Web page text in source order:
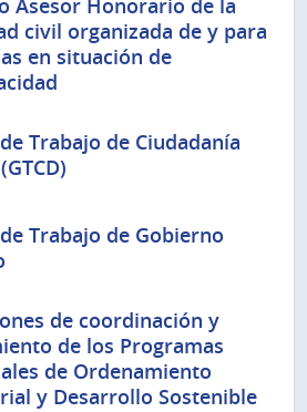
Asesor Honorario de la
civil organizada de y para
en situación de
Trabajo de Ciudadanía
Trabajo de Gobierno
de coordinación y
de los Programas
de Ordenamiento
y Desarrollo Sostenible